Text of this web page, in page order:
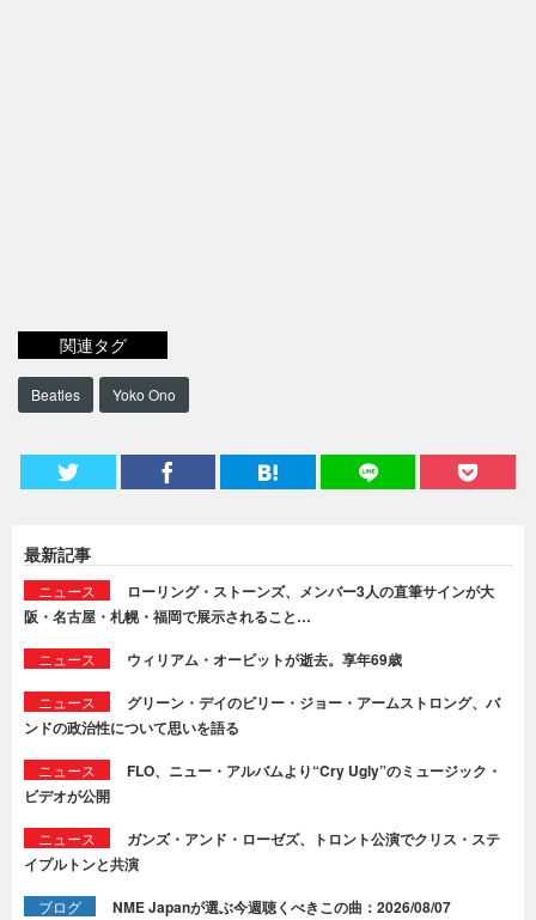
関連タグ
Beatles Yoko Ono
最新記事
ニュース
ローリング・ストーンズ、メンバー3人の直筆サインが大
阪・名古屋・札幌・福岡で展示されること…
ニュース ウィリアム・オービットが逝去。享年69歳
ニュース
グリーン・デイのビリー・ジョー・アームストロング、バ
ンドの政治性について思いを語る
ニュース
FLO、ニュー・アルバムより“Cry Ugly”のミュージック・
ビデオが公開
ニュース
ガンズ・アンド・ローゼズ、トロント公演でクリス・ステ
イプルトンと共演
ブログ NME Japanが選ぶ今週聴くべきこの曲：2026/08/07